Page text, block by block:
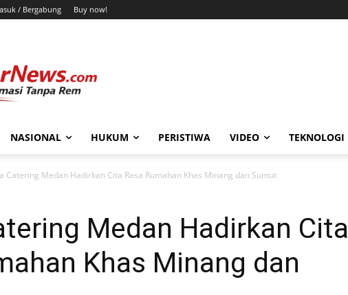
/ Bergabung Buy now!
NASIONAL HUKUM PERISTIWA VIDEO TEKNOLOGI
Catering Medan Hadirkan Cita Rasa Rumahan Khas Minang dan Sumut
Medan Hadirkan Cita
Khas Minang dan